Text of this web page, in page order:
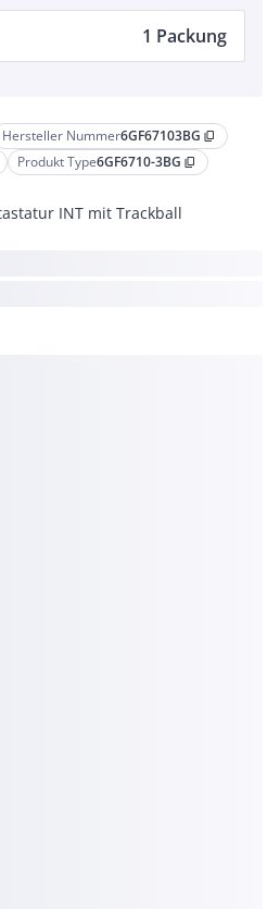
Hersteller Nummer6GF67103BG content_copy
Produkt Type6GF6710-3BG content_copy
INT mit Trackball
1 Packung